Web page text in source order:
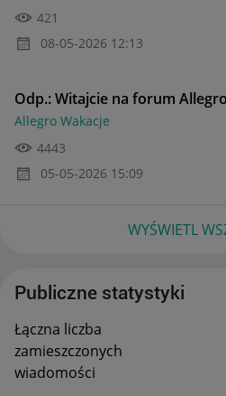
421
‎08-05-2026 12:13
Odp.: Witajcie na forum
Allegro Wakacje
4443
‎05-05-2026 15:09
WYŚWIETL
Publiczne statystyki
Łączna liczba
zamieszczonych
wiadomości